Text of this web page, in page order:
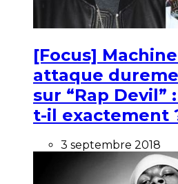
[Focus]
attaque
sur “Rap Devil”
t-il exactement
3 septembre 2018